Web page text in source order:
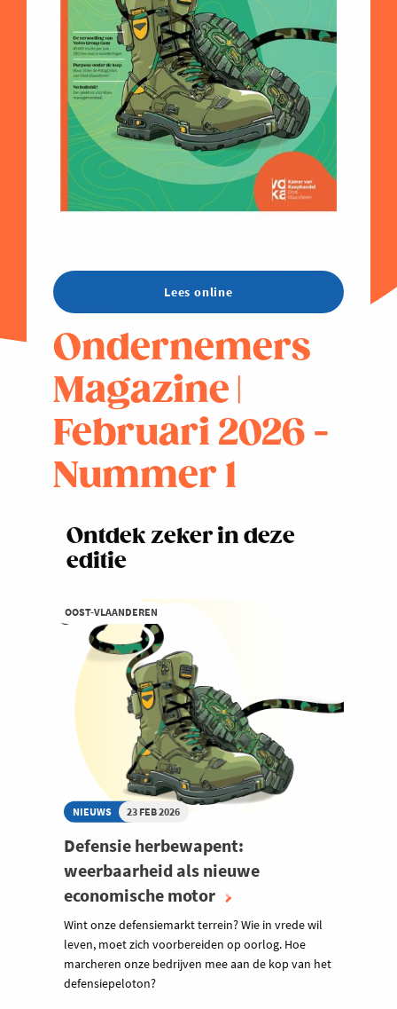
Lees online
Ondernemers
Magazine |
Februari 2026 -
Nummer 1
Ontdek zeker in deze
editie
OOST-VLAANDEREN
NIEUWS 23 FEB 2026
Defensie herbewapent:
weerbaarheid als nieuwe
economische motor
Wint onze defensiemarkt terrein? Wie in vrede wil
leven, moet zich voorbereiden op oorlog. Hoe
marcheren onze bedrijven mee aan de kop van het
defensiepeloton?